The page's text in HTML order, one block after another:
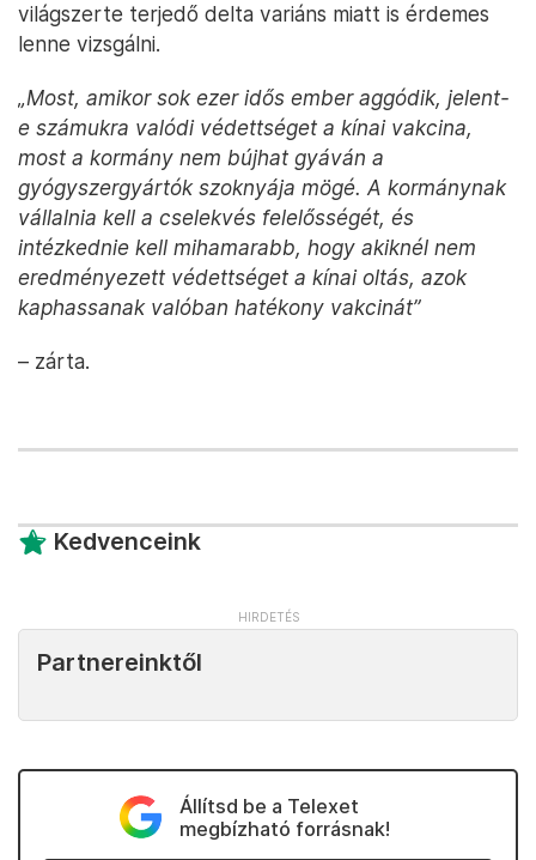
világszerte terjedő delta variáns miatt is érdemes
lenne vizsgálni.
„Most, amikor sok ezer idős ember aggódik, jelent-
e számukra valódi védettséget a kínai vakcina,
most a kormány nem bújhat gyáván a
gyógyszergyártók szoknyája mögé. A kormánynak
vállalnia kell a cselekvés felelősségét, és
intézkednie kell mihamarabb, hogy akiknél nem
eredményezett védettséget a kínai oltás, azok
kaphassanak valóban hatékony vakcinát”
– zárta.
Kedvenceink
Partnereinktől
Állítsd be a Telexet
megbízható forrásnak!